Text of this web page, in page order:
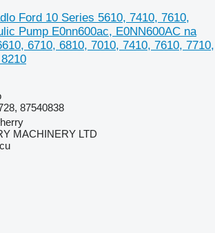
Ford 10 Series 5610, 7410, 7610,
Pump E0nn600ac, E0NN600AC na
6710, 6810, 7010, 7410, 7610, 7710,
87540838
MACHINERY LTD